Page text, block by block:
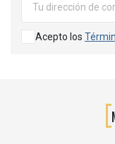
Acepto los